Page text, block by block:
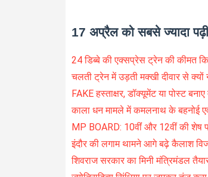
17 अप्रैल को सबसे ज्यादा
24 डिब्बे की एक्सप्रेस ट्रेन की कीमत
चलती ट्रेन में उड़ती मक्खी दीवार से क्यों
FAKE हस्ताक्षर, डॉक्यूमेंट या पोस्ट
काला धन मामले में कमलनाथ के बहनोई
MP BOARD: 10वींं और 12वीं की शेष
इंदौर की लगाम थामने आगे बढ़े कैलाश
शिवराज सरकार का मिनी मंत्रिमंडल